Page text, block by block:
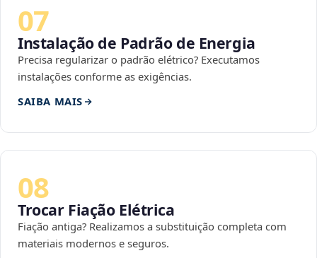
07
Instalação de Padrão de Energia
Precisa regularizar o padrão elétrico? Executamos
instalações conforme as exigências.
SAIBA MAIS
08
Trocar Fiação Elétrica
Fiação antiga? Realizamos a substituição completa com
materiais modernos e seguros.